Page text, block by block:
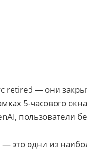
retired — они
5-часового
пользователи
это одни из